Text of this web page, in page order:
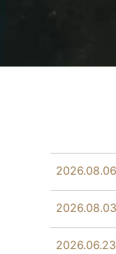
2026.08.06
2026.08.03
2026.06.23